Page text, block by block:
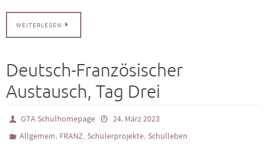
WEITERLESEN
Deutsch-Französischer
Austausch, Tag Drei
GTA Schulhomepage
24. März 2023
Allgemein, FRANZ, Schülerprojekte, Schulleben